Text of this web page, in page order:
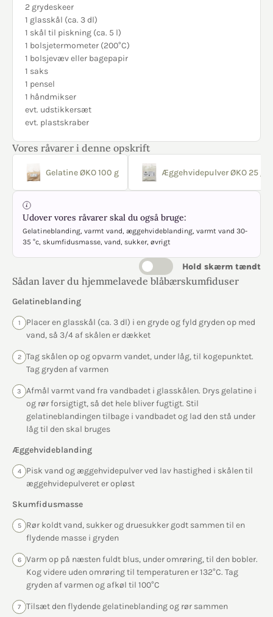
2 grydeskeer
1 glasskål (ca. 3 dl)
1 skål til piskning (ca. 5 l)
1 bolsjetermometer (200°C)
1 bolsjevæv eller bagepapir
1 saks
1 pensel
1 håndmikser
evt. udstikkersæt
evt. plastskraber
Vores råvarer i denne opskrift
Gelatine ØKO 100 g Æggehvidepulver ØKO 25 g
Udover vores råvarer skal du også bruge:
Gelatineblanding, varmt vand, æggehvideblanding, varmt vand 30-
35 °c, skumfidusmasse, vand, sukker, øvrigt
Hold skærm tændt
Sådan laver du hjemmelavede blåbærskumfiduser
Gelatineblanding
1
Placer en glasskål (ca. 3 dl) i en gryde og fyld gryden op med
vand, så 3/4 af skålen er dækket
2
Tag skålen op og opvarm vandet, under låg, til kogepunktet.
Tag gryden af varmen
3
Afmål varmt vand fra vandbadet i glasskålen. Drys gelatine i
og rør forsigtigt, så det hele bliver fugtigt. Stil
gelatineblandingen tilbage i vandbadet og lad den stå under
låg til den skal bruges
Æggehvideblanding
4
Pisk vand og æggehvidepulver ved lav hastighed i skålen til
æggehvidepulveret er opløst
Skumfidusmasse
5
Rør koldt vand, sukker og druesukker godt sammen til en
flydende masse i gryden
6
Varm op på næsten fuldt blus, under omrøring, til den bobler.
Kog videre uden omrøring til temperaturen er 132°C. Tag
gryden af varmen og afkøl til 100°C
7 Tilsæt den flydende gelatineblanding og rør sammen